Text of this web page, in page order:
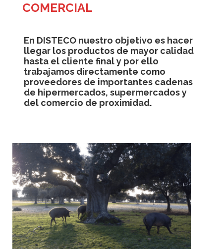
COMERCIAL
En DISTECO nuestro objetivo es hacer
llegar los productos de mayor calidad
hasta el cliente final y por ello
trabajamos directamente como
proveedores de importantes cadenas
de hipermercados, supermercados y
del comercio de proximidad.